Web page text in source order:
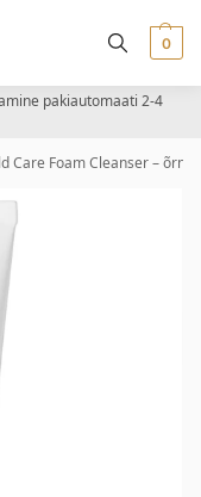
0
pakiautomaati 2-4
Care Foam Cleanser – õrn